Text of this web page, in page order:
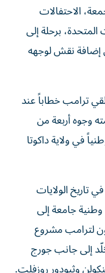
الاحتفالات
المتحدة، برحلة إلى
نقش لوجهه
ترامب خطاباً عند
وجوه أربعة من
في ولاية داكوتا
تاريخ الولايات
جامعة إلى
لترامب مشروع
إلى جانب جورج